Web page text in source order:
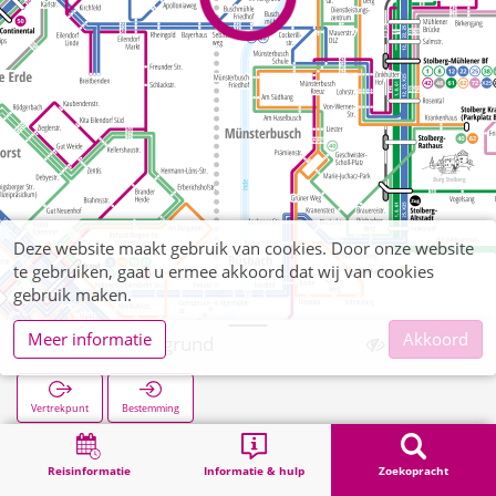
Reisinformatie Informatie & hulp Zoekopracht
Atsch Im Rehgrund
Vertrekpunt Bestemming
Zoekopracht
Deze website maakt gebruik van cookies. Door onze website
te gebruiken, gaat u ermee akkoord dat wij van cookies
gebruik maken.
Meer informatie
Akkoord